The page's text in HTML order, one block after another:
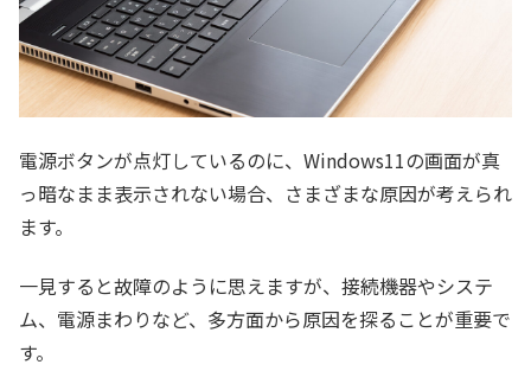
電源ボタンが点灯しているのに、Windows11の画面が真
っ暗なまま表示されない場合、さまざまな原因が考えられ
ます。
一見すると故障のように思えますが、接続機器やシステ
ム、電源まわりなど、多方面から原因を探ることが重要で
す。